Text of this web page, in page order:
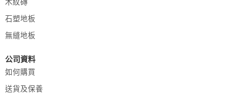
石塑地板
無縫地板
公司資料
如何購買
送貨及保養